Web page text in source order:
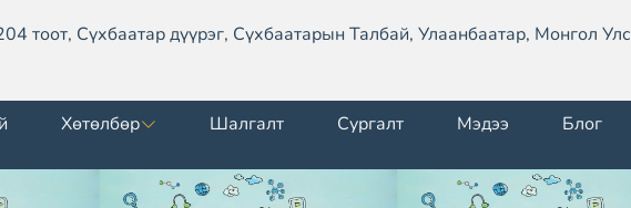
тоот, Сүхбаатар дүүрэг, Сүхбаатарын Талбай, Улаанбаатар, Монгол Улс
Хөтөлбөр Шалгалт Сургалт Мэдээ Блог